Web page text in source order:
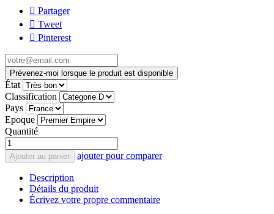
Partager
Tweet
Pinterest
Prévenez-moi lorsque le produit est disponible
État
Classification
Pays
Epoque
Quantité
Ajouter au panier ajouter pour comparer
Description
Détails du produit
Écrivez votre propre commentaire